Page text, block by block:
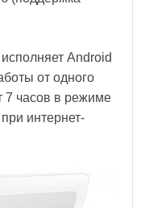
Android
от одного
7 часов в режиме
интернет-